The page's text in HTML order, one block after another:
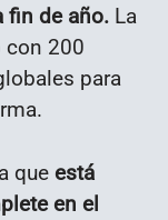
fin de año. La
con 200
para
que está
en el